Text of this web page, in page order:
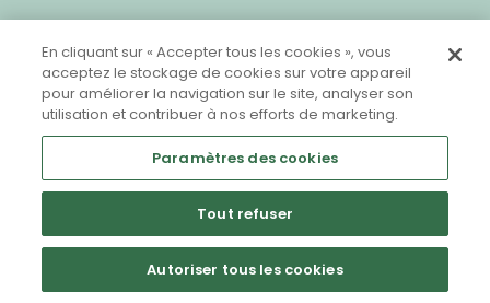
Nous contacter
Partager sur Facebook
En cliquant sur « Accepter tous les cookies », vous
acceptez le stockage de cookies sur votre appareil
pour améliorer la navigation sur le site, analyser son
utilisation et contribuer à nos efforts de marketing.
Paramètres des cookies
Tout refuser
Autoriser tous les cookies